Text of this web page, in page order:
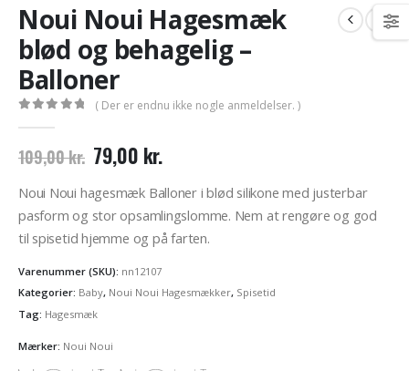
Noui Noui Hagesmæk
blød og behagelig –
Balloner
( Der er endnu ikke nogle anmeldelser. )
109,00kr. Den
oprindelige
pris
var:
109,00 kr..
79,00 kr.
aktuelle
pris
er:
79,00 kr..
Noui Noui hagesmæk Balloner i blød silikone med justerbar
pasform og stor opsamlingslomme. Nem at rengøre og god
til spisetid hjemme og på farten.
Varenummer (SKU): nn12107
Kategorier: Baby, Noui Noui Hagesmækker, Spisetid
Tag: Hagesmæk
Mærker: Noui Noui